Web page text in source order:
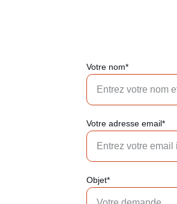
Votre nom*
Votre adresse email*
Objet*